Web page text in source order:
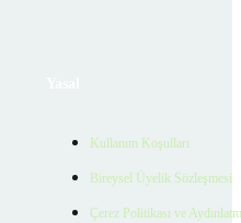
Kullanım Koşulları
Bireysel Üyelik Sözleşmesi
Çerez Politikası ve